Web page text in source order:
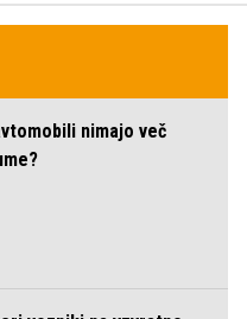
nimajo več